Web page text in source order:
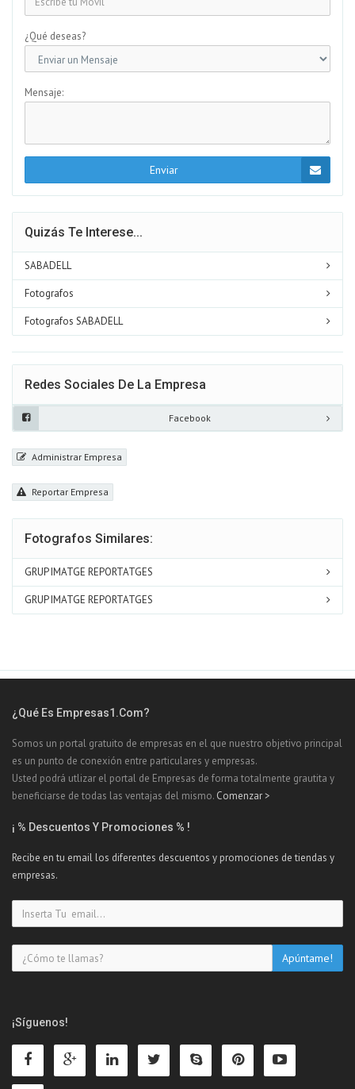
¿Qué deseas?
Mensaje:
Enviar
Quizás Te Interese...
SABADELL
Fotografos
Fotografos SABADELL
Redes Sociales De La Empresa
Facebook
Administrar Empresa
Reportar Empresa
Fotografos Similares:
GRUP IMATGE REPORTATGES
GRUP IMATGE REPORTATGES
¿Qué Es Empresas1.com?
Somos un portal gratuito de empresas en el que nuestro objetivo principal
es un punto de conexión entre particulares y empresas.
Usted podrá utlizar el portal de Empresas de forma totalmente grautita y
beneficiarse de todas las ventajas del mismo. Comenzar >
¡ % Descuentos Y Promociones % !
Recibe en tu email los diferentes descuentos y promociones de tiendas y
empresas.
¡Síguenos!